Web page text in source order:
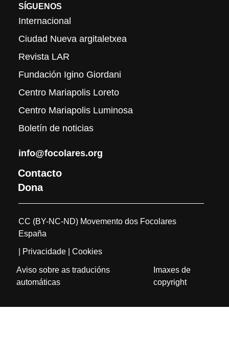
SÍGUENOS
Internacional
Ciudad Nueva argitaletxea
Revista LAR
Fundación Igino Giordani
Centro Mariapolis Loreto
Centro Mariapolis Luminosa
Boletín de noticias
info@focolares.org
Contacto
Dona
CC (BY-NC-ND) Movemento dos Focolares
España
| Privacidade | Cookies
Aviso sobre as traducións
automáticas
Imaxes de
copyright